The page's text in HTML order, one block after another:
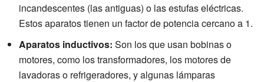
incandescentes (las antiguas) o las estufas eléctricas.
Estos aparatos tienen un factor de potencia cercano a 1.
Aparatos inductivos: Son los que usan bobinas o
motores, como los transformadores, los motores de
lavadoras o refrigeradores, y algunas lámparas